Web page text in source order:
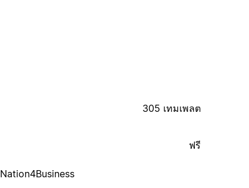
305 เทมเพลต
Nation4Business
ฟรี